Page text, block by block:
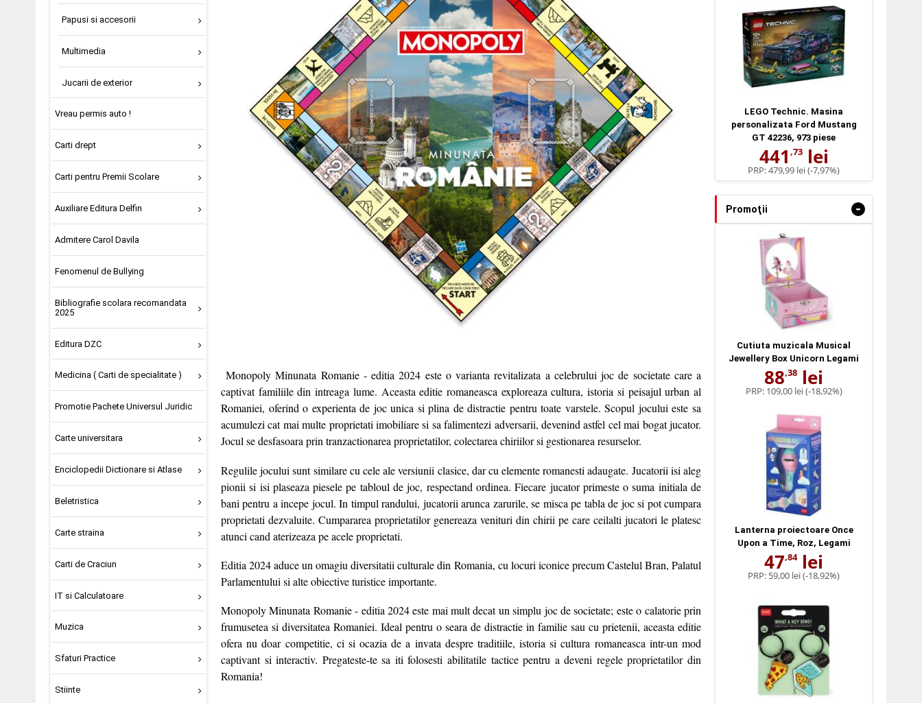
Papusi si accesorii
Multimedia
Jucarii de exterior
Vreau permis auto !
Carti drept
Carti pentru Premii Scolare
Auxiliare Editura Delfin
Admitere Carol Davila
Fenomenul de Bullying
Bibliografie scolara recomandata
2025
Editura DZC
Medicina ( Carti de specialitate )
Promotie Pachete Universul Juridic
Carte universitara
Enciclopedii Dictionare si Atlase
Beletristica
Carte straina
Carti de Craciun
IT si Calculatoare
Muzica
Sfaturi Practice
Stiinte
Monopoly Minunata Romanie - editia 2024 este o varianta revitalizata a celebrului joc de societate care a
captivat familiile din intreaga lume. Aceasta editie romaneasca exploreaza cultura, istoria si peisajul urban al
Romaniei, oferind o experienta de joc unica si plina de distractie pentru toate varstele. Scopul jocului este sa
acumulezi cat mai multe proprietati imobiliare si sa falimentezi adversarii, devenind astfel cel mai bogat jucator.
Jocul se desfasoara prin tranzactionarea proprietatilor, colectarea chiriilor si gestionarea resurselor.
Regulile jocului sunt similare cu cele ale versiunii clasice, dar cu elemente romanesti adaugate. Jucatorii isi aleg
pionii si isi plaseaza piesele pe tabloul de joc, respectand ordinea. Fiecare jucator primeste o suma initiala de
bani pentru a incepe jocul. In timpul randului, jucatorii arunca zarurile, se misca pe tabla de joc si pot cumpara
proprietati dezvaluite. Cumpararea proprietatilor genereaza venituri din chirii pe care ceilalti jucatori le platesc
atunci cand aterizeaza pe acele proprietati.
Editia 2024 aduce un omagiu diversitatii culturale din Romania, cu locuri iconice precum Castelul Bran, Palatul
Parlamentului si alte obiective turistice importante.
Monopoly Minunata Romanie - editia 2024 este mai mult decat un simplu joc de societate; este o calatorie prin
frumusetea si diversitatea Romaniei. Ideal pentru o seara de distractie in familie sau cu prietenii, aceasta editie
ofera nu doar competitie, ci si ocazia de a invata despre traditiile, istoria si cultura romaneasca intr-un mod
captivant si interactiv. Pregateste-te sa iti folosesti abilitatile tactice pentru a deveni regele proprietatilor din
Romania!
LEGO Technic. Masina
personalizata Ford Mustang
GT 42236, 973 piese
441 ,73lei
PRP:479,99 lei(-7,97%)
Promoţii -
Cutiuta muzicala Musical
Jewellery Box Unicorn Legami
88,38 lei
PRP: 109,00 lei(-18,92%)
Lanterna proiectoare Once
Upon a Time, Roz, Legami
47,84lei
PRP: 59,00 lei(-18,92%)